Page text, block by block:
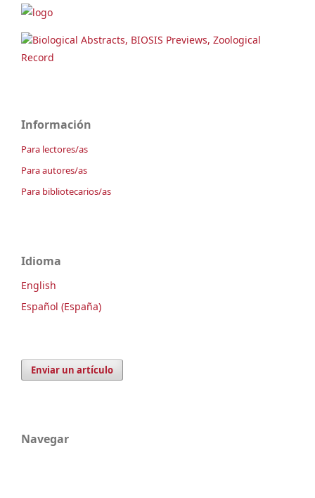
Biological Abstracts, BIOSIS Previews, Zoological
Record
Información
Para lectores/as
Para autores/as
Para bibliotecarios/as
Idioma
English
Español (España)
Enviar un artículo
Navegar